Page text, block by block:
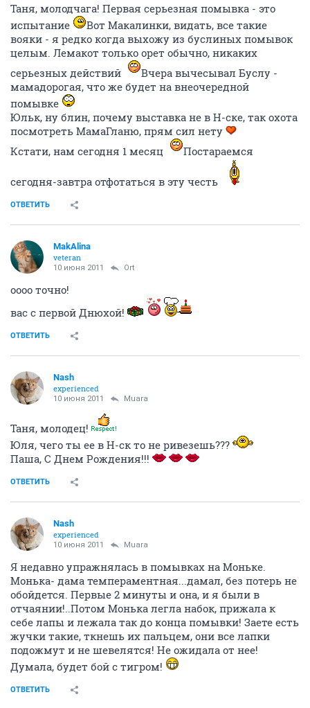
Таня, молодчага! Первая серьезная помывка - это
испытание
Вот Макалинки, видать, все такие
вояки - я редко когда выхожу из буслиных помывок
целым. Лемакот только орет обычно, никаких
серьезных действий
Вчера вычесывал Буслу -
мамадорогая, что же будет на внеочередной
помывке
Юльк, ну блин, почему выставка не в Н-ске, так охота
посмотреть МамаГланю, прям сил нету
Кстати, нам сегодня 1 месяц
Постараемся
сегодня-завтра отфотаться в эту честь
ОТВЕТИТЬ
MakAlina
veteran
10 июня 2011 Ort
оооо точно!
вас с первой Днюхой!
ОТВЕТИТЬ
Nash
experienced
10 июня 2011 Muara
Таня, молодец!
Юля, чего ты ее в Н-ск то не ривезешь???
Паша, С Днем Рождения!!!
ОТВЕТИТЬ
Nash
experienced
10 июня 2011 Muara
Я недавно упражнялась в помывках на Моньке.
Монька- дама темпераментная...дамал, без потерь не
обойдется. Первые 2 минуты и она, и я были в
отчаянии!..Потом Монька легла набок, прижала к
себе лапы и лежала так до конца помывки! Заете есть
жучки такие, ткнешь их пальцем, они все лапки
подожмут и не шевелятся! Не ожидала от нее!
Думала, будет бой с тигром!
ОТВЕТИТЬ